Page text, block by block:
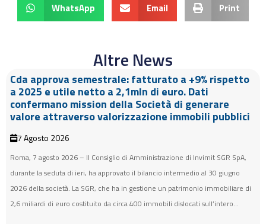
WhatsApp Email Print
Altre News
Cda approva semestrale: fatturato a +9% rispetto
a 2025 e utile netto a 2,1mln di euro. Dati
confermano mission della Società di generare
valore attraverso valorizzazione immobili pubblici
7 Agosto 2026
Roma, 7 agosto 2026 – Il Consiglio di Amministrazione di Invimit SGR SpA,
durante la seduta di ieri, ha approvato il bilancio intermedio al 30 giugno
2026 della società. La SGR, che ha in gestione un patrimonio immobiliare di
2,6 miliardi di euro costituito da circa 400 immobili dislocati sull’intero...